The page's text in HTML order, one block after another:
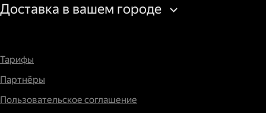
Доставка в вашем городе
Тарифы
Партнёры
Пользовательское соглашение